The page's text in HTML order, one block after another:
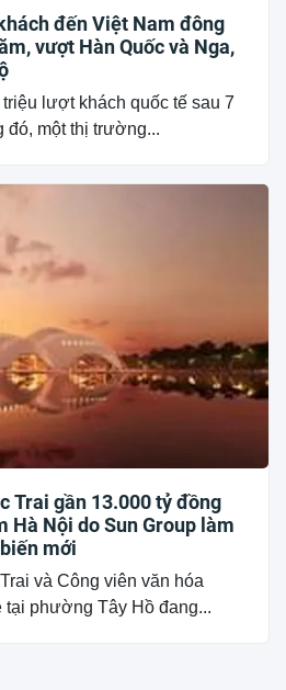
đến Việt Nam đông
vượt Hàn Quốc và Nga,
lượt khách quốc tế sau 7
đó, một thị trường...
Trai gần 13.000 tỷ đồng
Hà Nội do Sun Group làm
mới
và Công viên văn hóa
tại phường Tây Hồ đang...